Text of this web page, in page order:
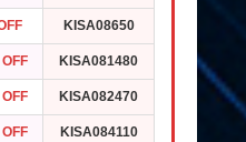
KISA08650
KISA081480
KISA082470
KISA084110